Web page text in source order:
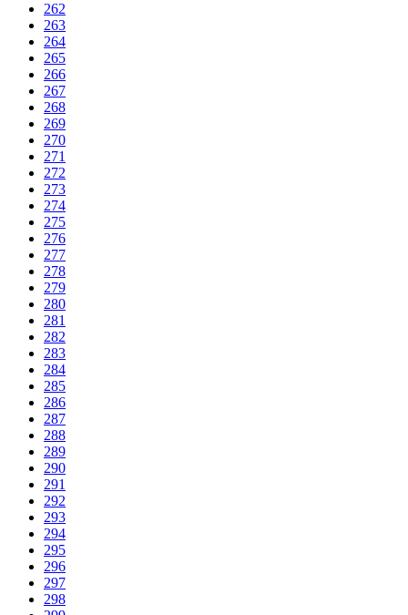
262
263
264
265
266
267
268
269
270
271
272
273
274
275
276
277
278
279
280
281
282
283
284
285
286
287
288
289
290
291
292
293
294
295
296
297
298